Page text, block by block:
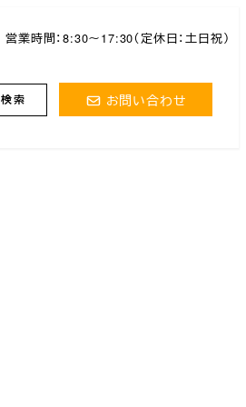
営業時間：8:30～17:30（定休日：土日祝）
検索 お問い合わせ